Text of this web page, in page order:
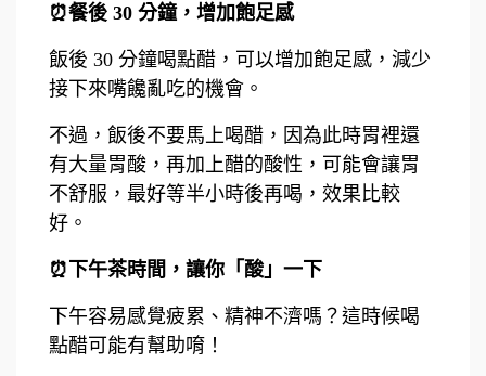
⏰餐後 30 分鐘，增加飽足感
飯後 30 分鐘喝點醋，可以增加飽足感，減少
接下來嘴饞亂吃的機會。
不過，飯後不要馬上喝醋，因為此時胃裡還
有大量胃酸，再加上醋的酸性，可能會讓胃
不舒服，最好等半小時後再喝，效果比較
好。
⏰下午茶時間，讓你「酸」一下
下午容易感覺疲累、精神不濟嗎？這時候喝
點醋可能有幫助唷！